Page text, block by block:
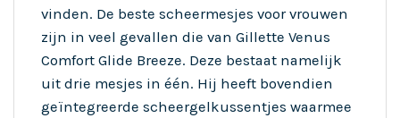
vinden. De beste scheermesjes voor vrouwen
zijn in veel gevallen die van Gillette Venus
Comfort Glide Breeze. Deze bestaat namelijk
uit drie mesjes in één. Hij heeft bovendien
geïntegreerde scheergelkussentjes waarmee